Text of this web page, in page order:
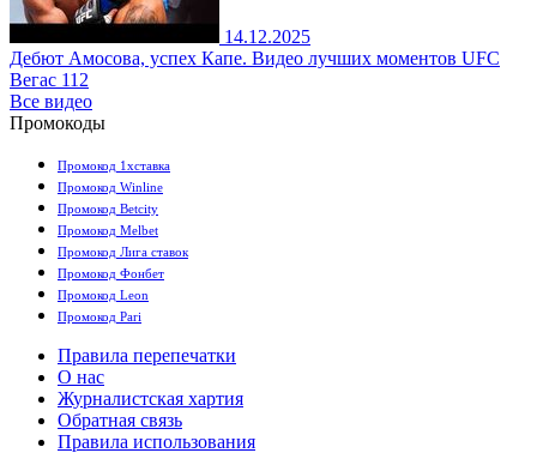
14.12.2025
Дебют Амосова, успех Капе. Видео лучших моментов UFC
Вегас 112
Все видео
Промокоды
Промокод 1хставка
Промокод Winline
Промокод Betcity
Промокод Melbet
Промокод Лига ставок
Промокод Фонбет
Промокод Leon
Промокод Pari
Правила перепечатки
О нас
Журналистская хартия
Обратная связь
Правила использования